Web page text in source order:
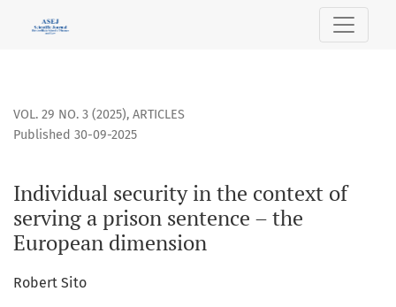
Individual security in the context of serving a prison
VOL. 29 NO. 3 (2025), ARTICLES
Individual security in the context of
serving a prison sentence – the
European dimension
Published 30-09-2025
Robert Sito